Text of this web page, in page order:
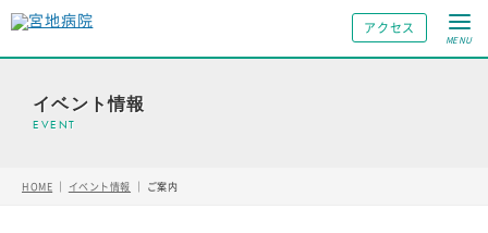
アクセス
MENU
イベント情報
HOME イベント情報 ご案内